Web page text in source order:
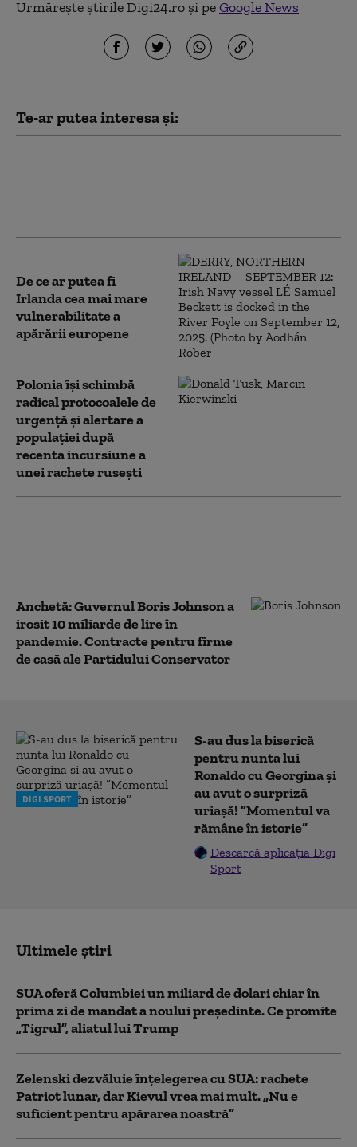
Urmărește știrile Digi24.ro și peGoogle News
Te-ar putea interesa și:
De ce ar putea fi
Irlanda cea mai mare
vulnerabilitate a
apărării europene
Polonia îşi schimbă
radical protocoalele de
urgență și alertare a
populaţiei după
recenta incursiune a
unei rachete ruseşti
Anchetă: Guvernul Boris Johnson a
irosit 10 miliarde de lire în
pandemie. Contracte pentru firme
de casă ale Partidului Conservator
DIGI SPORT
S-au dus la biserică
pentru nunta lui
Ronaldo cu Georgina și
au avut o surpriză
uriașă! ”Momentul va
rămâne în istorie”
Descarcă aplicația Digi
Sport
Ultimele știri
SUA oferă Columbiei un miliard de dolari chiar în
prima zi de mandat a noului președinte. Ce promite
„Tigrul”, aliatul lui Trump
Zelenski dezvăluie înțelegerea cu SUA: rachete
Patriot lunar, dar Kievul vrea mai mult. „Nu e
suficient pentru apărarea noastră”